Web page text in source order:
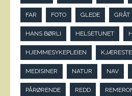
FAR FOTO GLEDE GRÅT
HANS BØRLI HELSETUNET
HJEMMESYKEPLEIEN KJÆRESTE
MEDISINER NATUR NAV
PÅRØRENDE REDD